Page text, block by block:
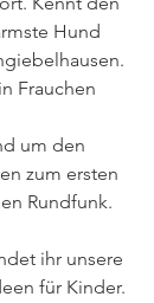
Hund
Frauchen
um den
zum ersten
Rundfunk.
ihr unsere
für Kinder.